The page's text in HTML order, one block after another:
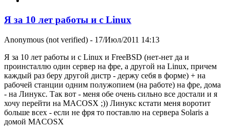
Я за 10 лет работы и с Linux
Anonymous (not verified) - 17/Июл/2011 14:13
Я за 10 лет работы и с Linux и FreeBSD (нет-нет да и
проинсталлю один сервер на фре, а другой на Linux, причем
каждый раз беру другой дистр - держу себя в форме) + на
рабочей станции одним полужопием (на работе) на фре, дома
- на Линукс. Так вот - меня обе очень сильно все достали и я
хочу перейти на MACOSX ;)) Линукс кстати меня воротит
больше всех - если не фря то поставлю на сервера Solaris а
домой MACOSX